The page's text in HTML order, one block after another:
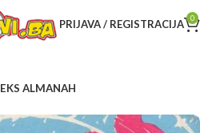
PRIJAVA / REGISTRACIJA 0
EKS ALMANAH